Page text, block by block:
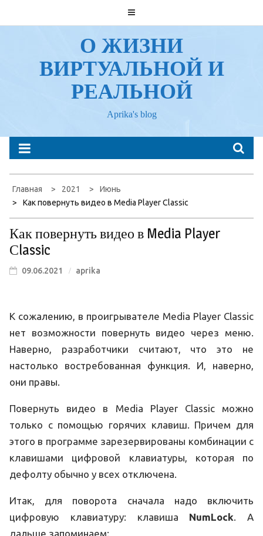
к
О ЖИЗНИ
ВИРТУАЛЬНОЙ И
РЕАЛЬНОЙ
Aprika's blog
Главная 2021
Июнь
Как повернуть видео в Media Player Сlassic
Как повернуть видео в Media Player
Сlassic
09.06.2021 aprika
К сожалению, в проигрывателе Media Player Сlassic
нет возможности повернуть видео через меню.
Наверно, разработчики считают, что это не
настолько востребованная функция. И, наверно,
они правы.
Повернуть видео в Media Player Сlassic можно
только с помощью горячих клавиш. Причем для
этого в программе зарезервированы комбинации с
клавишами цифровой клавиатуры, которая по
дефолту обычно у всех отключена.
Итак, для поворота сначала надо включить
цифровую клавиатуру: клавиша NumLock. А
дальше запоминаем: